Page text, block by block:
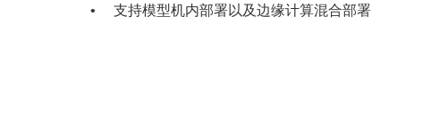
支持模型机内部署以及边缘计算混合部署